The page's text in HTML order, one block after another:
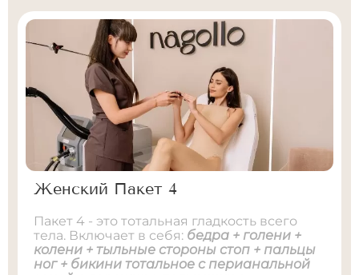
Женский Пакет 4
Пакет 4 - это тотальная гладкость всего
тела. Включает в себя: бедра + голени +
колени + тыльные стороны стоп + пальцы
ног + бикини тотальное с перианальной